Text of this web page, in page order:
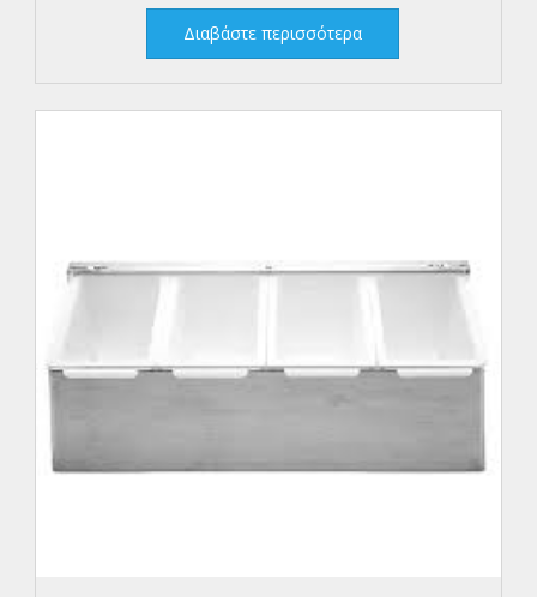
Διαβάστε περισσότερα